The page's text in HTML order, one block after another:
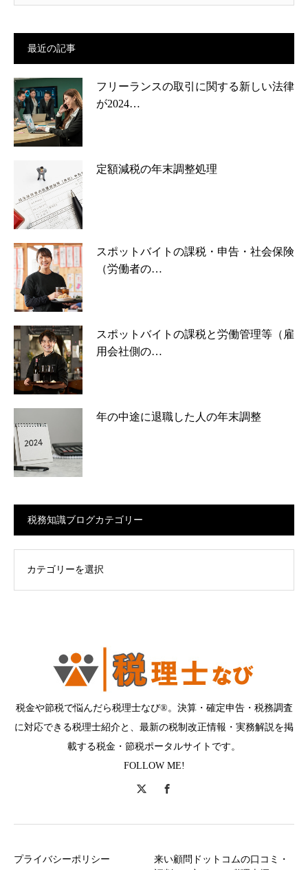
最近の記事
フリーランスの取引に関する新しい法律
が2024…
定額減税の年末調整処理
スポットバイトの課税・申告・社会保険
（労働者の…
スポットバイトの課税と労働管理等（雇
用会社側の…
年の中途に退職した人の年末調整
税務知識ブログカテゴリー
税金や節税で悩んだら税理士なび®。決算・確定申告・税務調査
に対応できる税理士紹介と、最新の税制改正情報・実務解説を掲
載する税金・節税ポータルサイトです。
FOLLOW ME!
プライバシーポリシー
来い顧問ドットコムの口コミ・